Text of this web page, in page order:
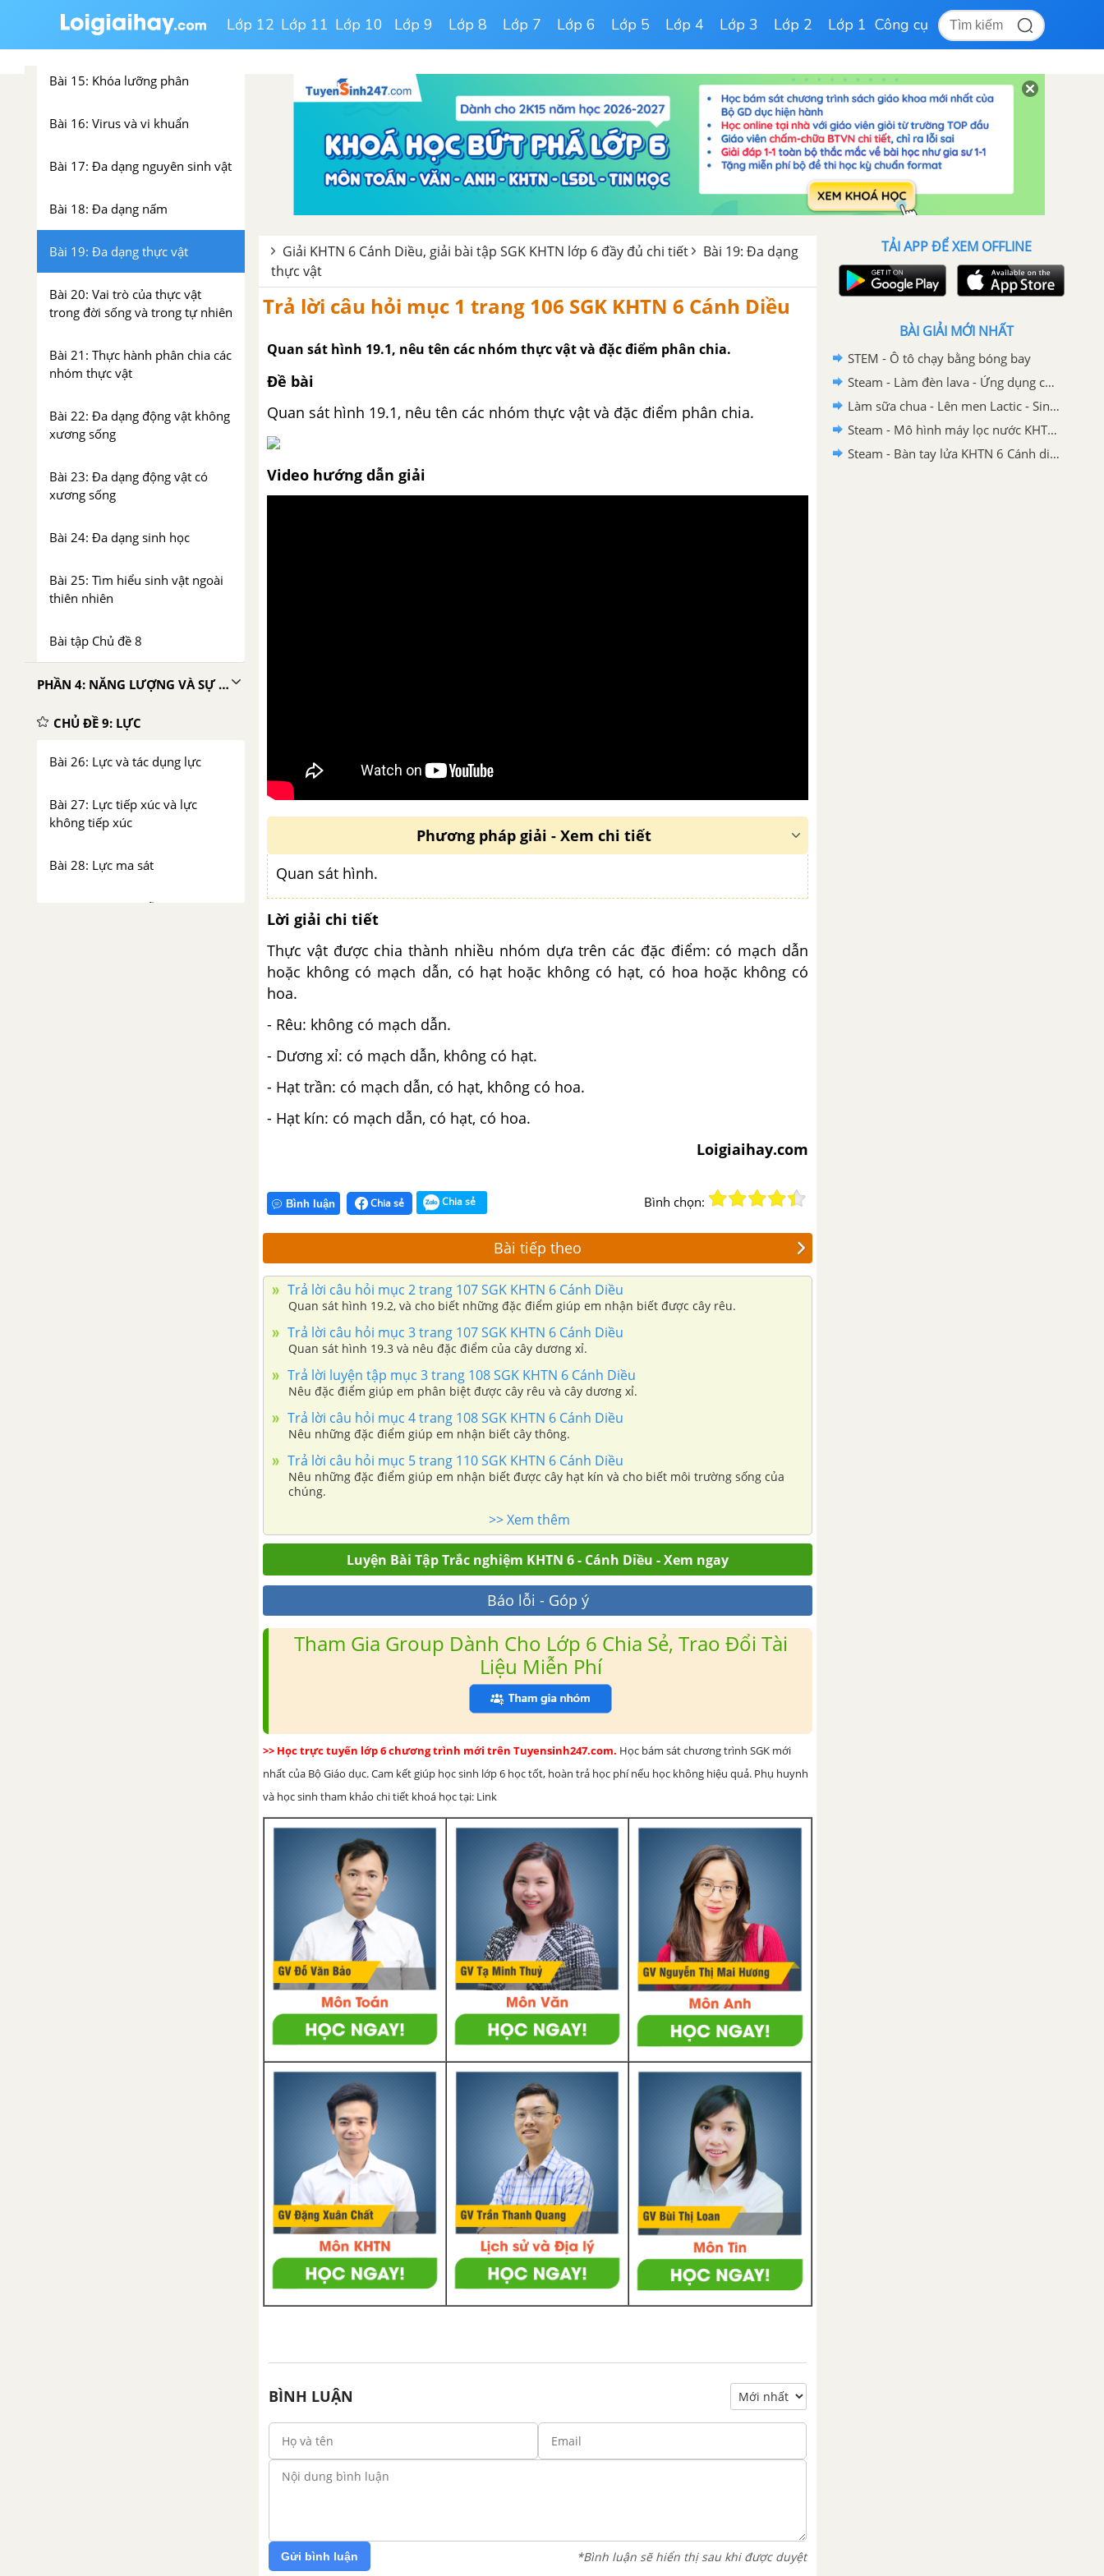
Lớp 12 Lớp 11 Lớp 10 Lớp 9 Lớp 8 Lớp 7 Lớp 6 Lớp 5 Lớp 4 Lớp 3 Lớp 2 Lớp 1 Công cụ
Bài 14: Phân loại thế giới sống
Bài 15: Khóa lưỡng phân
Bài 16: Virus và vi khuẩn
Bài 17: Đa dạng nguyên sinh vật
Bài 18: Đa dạng nấm
Bài 19: Đa dạng thực vật
Bài 20: Vai trò của thực vật
trong đời sống và trong tự nhiên
Bài 21: Thực hành phân chia các
nhóm thực vật
Bài 22: Đa dạng động vật không
xương sống
Bài 23: Đa dạng động vật có
xương sống
Bài 24: Đa dạng sinh học
Bài 25: Tìm hiểu sinh vật ngoài
thiên nhiên
Bài tập Chủ đề 8
PHẦN 4: NĂNG LƯỢNG VÀ SỰ BIẾN ĐỔI
CHỦ ĐỀ 9: LỰC
Bài 26: Lực và tác dụng lực
Bài 27: Lực tiếp xúc và lực
không tiếp xúc
Bài 28: Lực ma sát
Bài 29: Lực hấp dẫn
Giải KHTN 6 Cánh Diều, giải bài tập SGK KHTN lớp 6 đầy đủ chi tiết
Bài 19: Đa dạng
thực vật
Trả lời câu hỏi mục 1 trang 106 SGK KHTN 6 Cánh Diều
Quan sát hình 19.1, nêu tên các nhóm thực vật và đặc điểm phân chia.
Đề bài
Quan sát hình 19.1, nêu tên các nhóm thực vật và đặc điểm phân chia.
Video hướng dẫn giải
Phương pháp giải - Xem chi tiết
Quan sát hình.
Lời giải chi tiết
Thực vật được chia thành nhiều nhóm dựa trên các đặc điểm: có mạch dẫn
hoặc không có mạch dẫn, có hạt hoặc không có hạt, có hoa hoặc không có
hoa.
- Rêu: không có mạch dẫn.
- Dương xỉ: có mạch dẫn, không có hạt.
- Hạt trần: có mạch dẫn, có hạt, không có hoa.
- Hạt kín: có mạch dẫn, có hạt, có hoa.
Loigiaihay.com
Bình luận Chia sẻ Chia sẻ Bình chọn:
Bài tiếp theo
Trả lời câu hỏi mục 2 trang 107 SGK KHTN 6 Cánh Diều
Quan sát hình 19.2, và cho biết những đặc điểm giúp em nhận biết được cây rêu.
Trả lời câu hỏi mục 3 trang 107 SGK KHTN 6 Cánh Diều
Quan sát hình 19.3 và nêu đặc điểm của cây dương xỉ.
Trả lời luyện tập mục 3 trang 108 SGK KHTN 6 Cánh Diều
Nêu đặc điểm giúp em phân biệt được cây rêu và cây dương xỉ.
Trả lời câu hỏi mục 4 trang 108 SGK KHTN 6 Cánh Diều
Nêu những đặc điểm giúp em nhận biết cây thông.
Trả lời câu hỏi mục 5 trang 110 SGK KHTN 6 Cánh Diều
Nêu những đặc điểm giúp em nhận biết được cây hạt kín và cho biết môi trường sống của
chúng.
>> Xem thêm
Luyện Bài Tập Trắc nghiệm KHTN 6 - Cánh Diều - Xem ngay
Báo lỗi - Góp ý
Tham Gia Group Dành Cho Lớp 6 Chia Sẻ, Trao Đổi Tài
Liệu Miễn Phí
>> Học trực tuyến lớp 6 chương trình mới trên Tuyensinh247.com. Học bám sát chương trình SGK mới
nhất của Bộ Giáo dục. Cam kết giúp học sinh lớp 6 học tốt, hoàn trả học phí nếu học không hiệu quả. Phụ huynh
và học sinh tham khảo chi tiết khoá học tại: Link
BÌNH LUẬN
Gửi bình luận *Bình luận sẽ hiển thị sau khi được duyệt
TẢI APP ĐỂ XEM OFFLINE
BÀI GIẢI MỚI NHẤT
STEM - Ô tô chạy bằng bóng bay
Steam - Làm đèn lava - Ứng dụng của nhũ tương KHTN 6 - Cánh diều
Làm sữa chua - Lên men Lactic - Sinh trưởng và phát triển của vi sinh vật
Steam - Mô hình máy lọc nước KHTN 6 Cánh diều
Steam - Bàn tay lửa KHTN 6 Cánh diều